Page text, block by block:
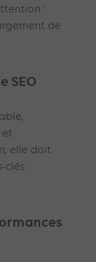
:
de
SEO
et
elle doit
clés